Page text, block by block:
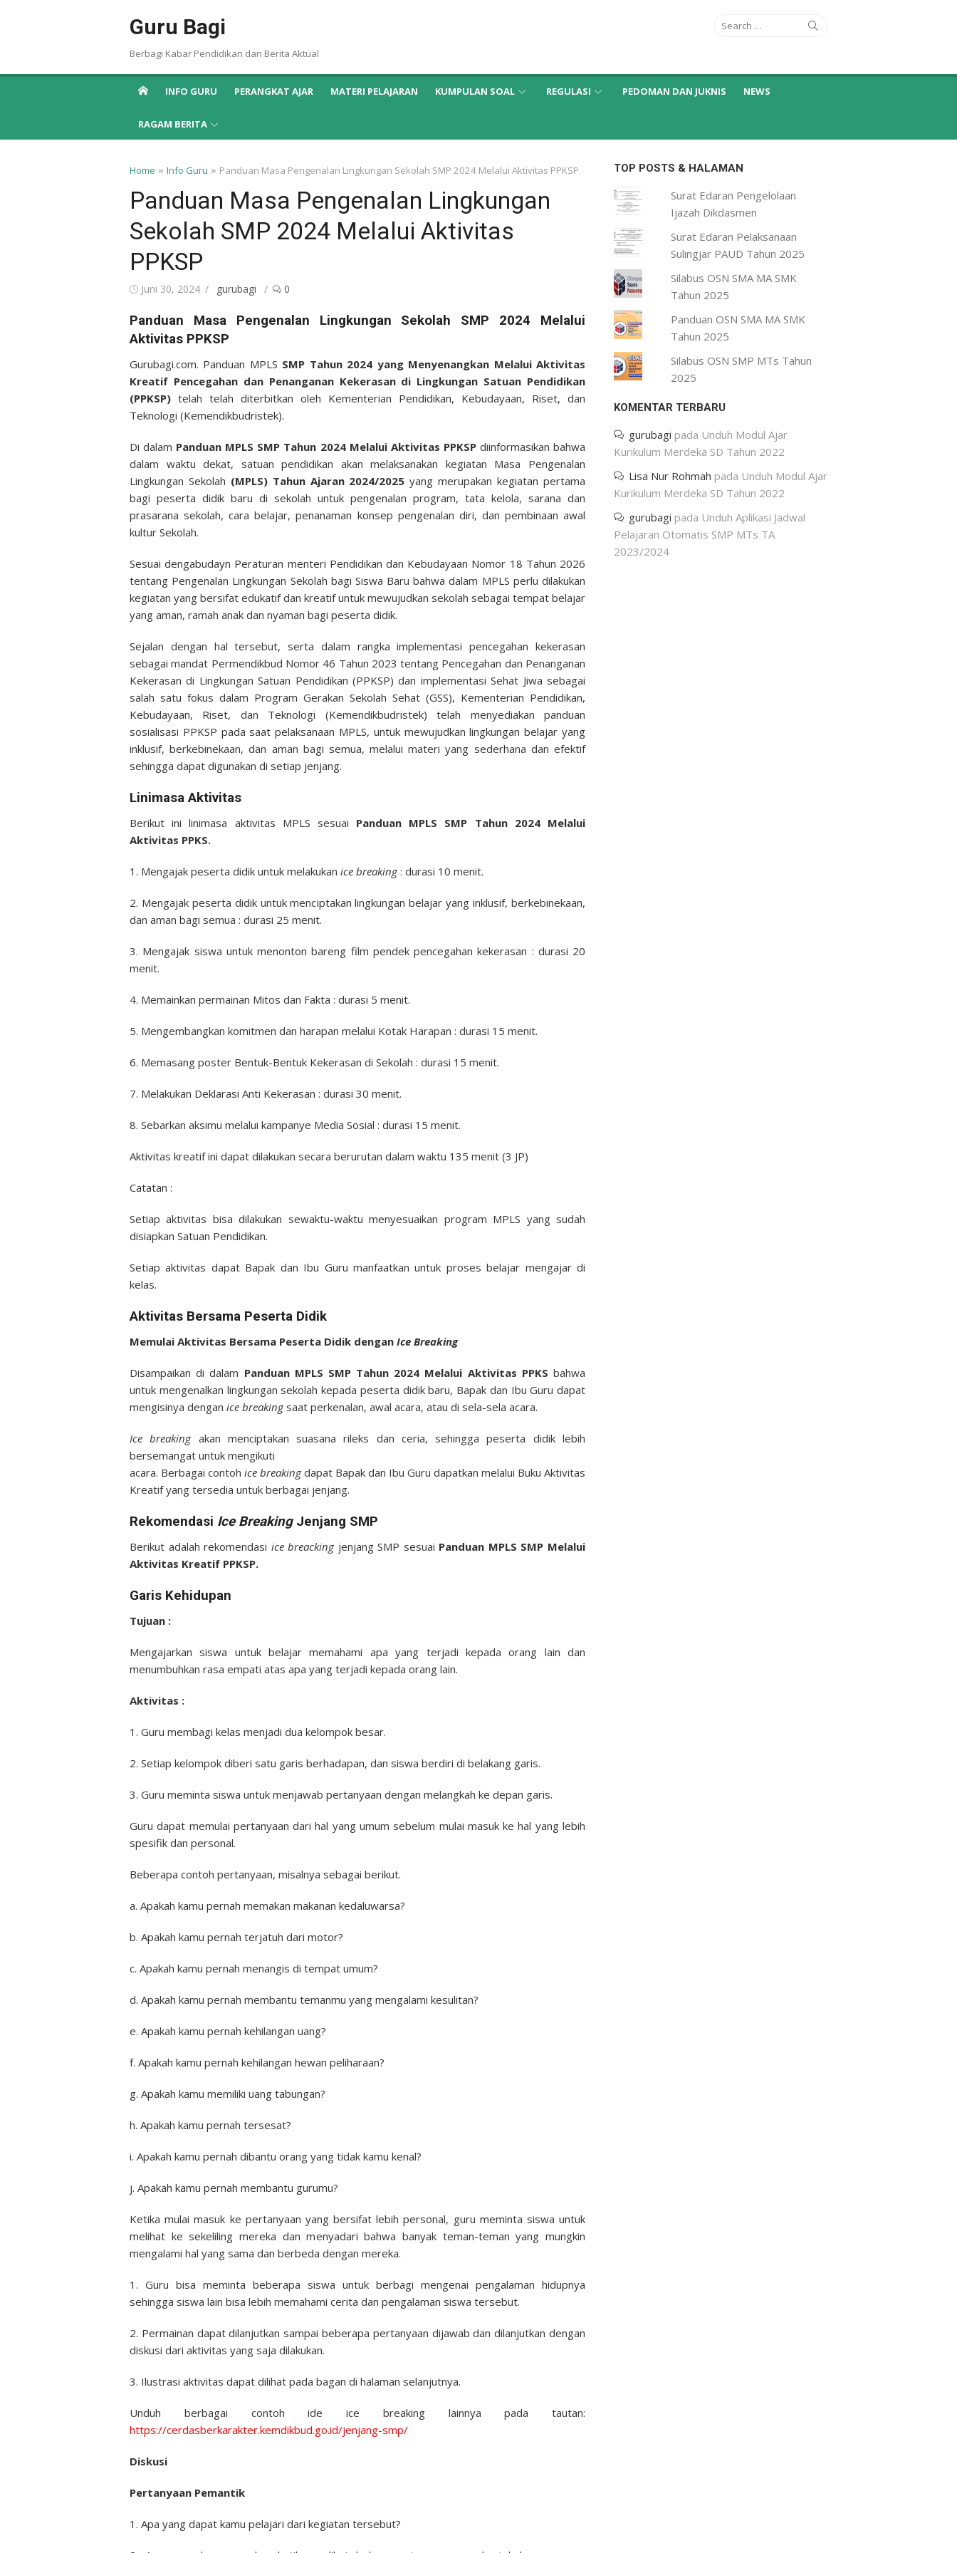
Guru Bagi
Berbagi Kabar Pendidikan dan Berita Aktual
Search
INFO GURU PERANGKAT AJAR MATERI PELAJARAN KUMPULAN SOAL REGULASI PEDOMAN DAN JUKNIS NEWS
RAGAM BERITA
Home » Info Guru » Panduan Masa Pengenalan Lingkungan Sekolah SMP 2024 Melalui Aktivitas PPKSP
Panduan Masa Pengenalan Lingkungan
Sekolah SMP 2024 Melalui Aktivitas
PPKSP
Posted
Juni 30, 2024 Author
gurubagi 0
Panduan Masa Pengenalan Lingkungan Sekolah SMP 2024 Melalui
Aktivitas PPKSP
Gurubagi.com. Panduan MPLS SMP Tahun 2024 yang Menyenangkan Melalui Aktivitas
Kreatif Pencegahan dan Penanganan Kekerasan di Lingkungan Satuan Pendidikan
(PPKSP) telah telah diterbitkan oleh Kementerian Pendidikan, Kebudayaan, Riset, dan
Teknologi (Kemendikbudristek).
Di dalam Panduan MPLS SMP Tahun 2024 Melalui Aktivitas PPKSP diinformasikan bahwa
dalam waktu dekat, satuan pendidikan akan melaksanakan kegiatan Masa Pengenalan
Lingkungan Sekolah (MPLS) Tahun Ajaran 2024/2025 yang merupakan kegiatan pertama
bagi peserta didik baru di sekolah untuk pengenalan program, tata kelola, sarana dan
prasarana sekolah, cara belajar, penanaman konsep pengenalan diri, dan pembinaan awal
kultur Sekolah.
Sesuai dengabudayn Peraturan menteri Pendidikan dan Kebudayaan Nomor 18 Tahun 2026
tentang Pengenalan Lingkungan Sekolah bagi Siswa Baru bahwa dalam MPLS perlu dilakukan
kegiatan yang bersifat edukatif dan kreatif untuk mewujudkan sekolah sebagai tempat belajar
yang aman, ramah anak dan nyaman bagi peserta didik.
Sejalan dengan hal tersebut, serta dalam rangka implementasi pencegahan kekerasan
sebagai mandat Permendikbud Nomor 46 Tahun 2023 tentang Pencegahan dan Penanganan
Kekerasan di Lingkungan Satuan Pendidikan (PPKSP) dan implementasi Sehat Jiwa sebagai
salah satu fokus dalam Program Gerakan Sekolah Sehat (GSS), Kementerian Pendidikan,
Kebudayaan, Riset, dan Teknologi (Kemendikbudristek) telah menyediakan panduan
sosialisasi PPKSP pada saat pelaksanaan MPLS, untuk mewujudkan lingkungan belajar yang
inklusif, berkebinekaan, dan aman bagi semua, melalui materi yang sederhana dan efektif
sehingga dapat digunakan di setiap jenjang.
Linimasa Aktivitas
Berikut ini linimasa aktivitas MPLS sesuai Panduan MPLS SMP Tahun 2024 Melalui
Aktivitas PPKS.
1. Mengajak peserta didik untuk melakukan ice breaking: durasi 10 menit.
2. Mengajak peserta didik untuk menciptakan lingkungan belajar yang inklusif, berkebinekaan,
dan aman bagi semua : durasi 25 menit.
3. Mengajak siswa untuk menonton bareng film pendek pencegahan kekerasan : durasi 20
menit.
4. Memainkan permainan Mitos dan Fakta : durasi 5 menit.
5. Mengembangkan komitmen dan harapan melalui Kotak Harapan : durasi 15 menit.
6. Memasang poster Bentuk-Bentuk Kekerasan di Sekolah : durasi 15 menit.
7. Melakukan Deklarasi Anti Kekerasan : durasi 30 menit.
8. Sebarkan aksimu melalui kampanye Media Sosial : durasi 15 menit.
Aktivitas kreatif ini dapat dilakukan secara berurutan dalam waktu 135 menit (3 JP)
Catatan :
Setiap aktivitas bisa dilakukan sewaktu-waktu menyesuaikan program MPLS yang sudah
disiapkan Satuan Pendidikan.
Setiap aktivitas dapat Bapak dan Ibu Guru manfaatkan untuk proses belajar mengajar di
kelas.
Aktivitas Bersama Peserta Didik
Memulai Aktivitas Bersama Peserta Didik dengan Ice Breaking
Disampaikan di dalam Panduan MPLS SMP Tahun 2024 Melalui Aktivitas PPKSbahwa
untuk mengenalkan lingkungan sekolah kepada peserta didik baru, Bapak dan Ibu Guru dapat
mengisinya dengan ice breakingsaat perkenalan, awal acara, atau di sela-sela acara.
Ice breakingakan menciptakan suasana rileks dan ceria, sehingga peserta didik lebih
bersemangat untuk mengikuti
acara. Berbagai contoh ice breakingdapat Bapak dan Ibu Guru dapatkan melalui Buku Aktivitas
Kreatif yang tersedia untuk berbagai jenjang.
Rekomendasi Ice BreakingJenjang SMP
Berikut adalah rekomendasi ice breacking jenjang SMP sesuai Panduan MPLS SMP Melalui
Aktivitas Kreatif PPKSP.
Garis Kehidupan
Tujuan :
Mengajarkan siswa untuk belajar memahami apa yang terjadi kepada orang lain dan
menumbuhkan rasa empati atas apa yang terjadi kepada orang lain.
Aktivitas :
1. Guru membagi kelas menjadi dua kelompok besar.
2. Setiap kelompok diberi satu garis berhadapan, dan siswa berdiri di belakang garis.
3. Guru meminta siswa untuk menjawab pertanyaan dengan melangkah ke depan garis.
Guru dapat memulai pertanyaan dari hal yang umum sebelum mulai masuk ke hal yang lebih
spesifik dan personal.
Beberapa contoh pertanyaan, misalnya sebagai berikut.
a. Apakah kamu pernah memakan makanan kedaluwarsa?
b. Apakah kamu pernah terjatuh dari motor?
c. Apakah kamu pernah menangis di tempat umum?
d. Apakah kamu pernah membantu temanmu yang mengalami kesulitan?
e. Apakah kamu pernah kehilangan uang?
f. Apakah kamu pernah kehilangan hewan peliharaan?
g. Apakah kamu memiliki uang tabungan?
h. Apakah kamu pernah tersesat?
i. Apakah kamu pernah dibantu orang yang tidak kamu kenal?
j. Apakah kamu pernah membantu gurumu?
Ketika mulai masuk ke pertanyaan yang bersifat lebih personal, guru meminta siswa untuk
melihat ke sekeliling mereka dan menyadari bahwa banyak teman-teman yang mungkin
mengalami hal yang sama dan berbeda dengan mereka.
1. Guru bisa meminta beberapa siswa untuk berbagi mengenai pengalaman hidupnya
sehingga siswa lain bisa lebih memahami cerita dan pengalaman siswa tersebut.
2. Permainan dapat dilanjutkan sampai beberapa pertanyaan dijawab dan dilanjutkan dengan
diskusi dari aktivitas yang saja dilakukan.
3. Ilustrasi aktivitas dapat dilihat pada bagan di halaman selanjutnya.
Unduh berbagai contoh ide ice breaking lainnya pada tautan:
https://cerdasberkarakter.kemdikbud.go.id/jenjang-smp/
Diskusi
Pertanyaan Pemantik
1. Apa yang dapat kamu pelajari dari kegiatan tersebut?
TOP POSTS & HALAMAN
Surat Edaran Pengelolaan
Ijazah Dikdasmen
Surat Edaran Pelaksanaan
Sulingjar PAUD Tahun 2025
Silabus OSN SMA MA SMK
Tahun 2025
Panduan OSN SMA MA SMK
Tahun 2025
Silabus OSN SMP MTs Tahun
2025
KOMENTAR TERBARU
gurubagi pada Unduh Modul Ajar
Kurikulum Merdeka SD Tahun 2022
Lisa Nur Rohmah pada Unduh Modul Ajar
Kurikulum Merdeka SD Tahun 2022
gurubagi pada Unduh Aplikasi Jadwal
Pelajaran Otomatis SMP MTs TA
2023/2024